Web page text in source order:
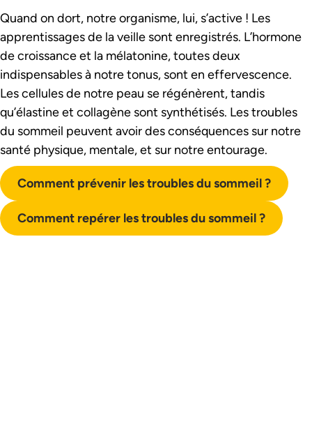
Quand on dort, notre organisme, lui, s’active ! Les
apprentissages de la veille sont enregistrés. L’hormone
de croissance et la mélatonine, toutes deux
indispensables à notre tonus, sont en effervescence.
Les cellules de notre peau se régénèrent, tandis
qu’élastine et collagène sont synthétisés. Les troubles
du sommeil peuvent avoir des conséquences sur notre
santé physique, mentale, et sur notre entourage.
Comment prévenir les troubles du sommeil ?
Comment repérer les troubles du sommeil ?